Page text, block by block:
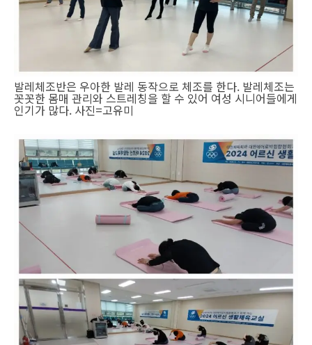
발레체조반은 우아한 발레 동작으로 체조를 한다. 발레체조는
꼿꼿한 몸매 관리와 스트레칭을 할 수 있어 여성 시니어들에게
인기가 많다. 사진=고유미